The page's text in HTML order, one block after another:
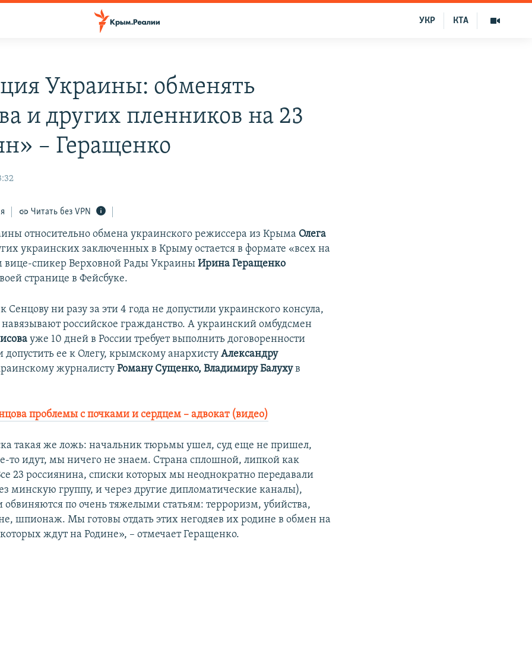
КТА
УКР
Украины: обменять
и других пленников на 23
– Геращенко
Читать без VPN
относительно обмена украинского режиссера из Крыма Олега
украинских заключенных в Крыму остается в формате «всех на
вице-спикер Верховной Рады УкраиныИрина Геращенко
странице в Фейсбуке.
Сенцову ни разу за эти 4 года не допустили украинского консула,
российское гражданство. А украинский омбудсмен
уже 10 дней в России требует выполнить договоренности
допустить ее к Олегу, крымскому анархистуАлександру
журналистуРоману Сущенко, Владимиру Балухув
проблемы с почками и сердцем – адвокат (видео)
такая же ложь: начальник тюрьмы ушел, суд еще не пришел,
то идут, мы ничего не знаем. Страна сплошной, липкой как
23 россиянина, списки которых мы неоднократно передавали
минскую группу, и через другие дипломатические каналы),
по очень тяжелыми статьям: терроризм, убийства,
шпионаж. Мы готовы отдать этих негодяев их родине в обмен на
ждут на Родине», – отмечает Геращенко.